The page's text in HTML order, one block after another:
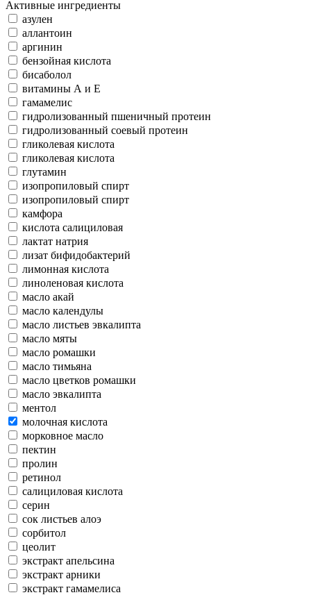
Активные ингредиенты
азулен
аллантоин
аргинин
бензойная кислота
бисаболол
витамины А и Е
гамамелис
гидролизованный пшеничный протеин
гидролизованный соевый протеин
гликолевая кислота
гликолевая кислота
глутамин
изопропиловый спирт
изопропиловый спирт
камфора
кислота салициловая
лактат натрия
лизат бифидобактерий
лимонная кислота
линоленовая кислота
масло акай
масло календулы
масло листьев эвкалипта
масло мяты
масло ромашки
масло тимьяна
масло цветков ромашки
масло эвкалипта
ментол
молочная кислота
морковное масло
пектин
пролин
ретинол
салициловая кислота
серин
сок листьев алоэ
сорбитол
цеолит
экстракт апельсина
экстракт арники
экстракт гамамелиса